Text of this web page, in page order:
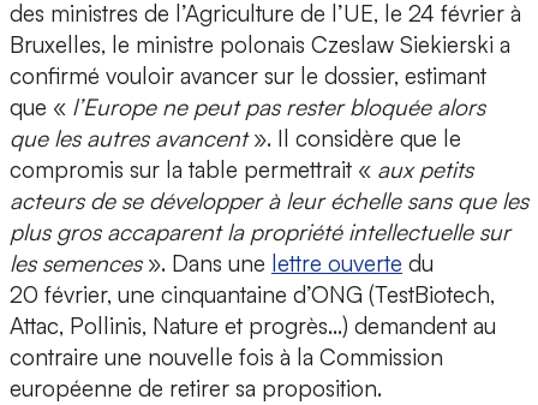
des ministres de l’Agriculture de l’UE, le 24 février à
Bruxelles, le ministre polonais Czeslaw Siekierski a
confirmé vouloir avancer sur le dossier, estimant
que « l’Europe ne peut pas rester bloquée alors
que les autres avancent». Il considère que le
compromis sur la table permettrait « aux petits
acteurs de se développer à leur échelle sans que les
plus gros accaparent la propriété intellectuelle sur
les semences». Dans une lettre ouverte du
20 février, une cinquantaine d’ONG (TestBiotech,
Attac, Pollinis, Nature et progrès…) demandent au
contraire une nouvelle fois à la Commission
européenne de retirer sa proposition.